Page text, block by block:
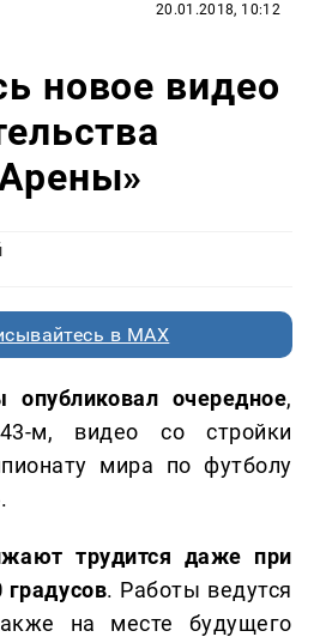
20.01.2018, 10:12
новое видео
в MAX
очередное,
м, видео со стройки
мира по футболу
трудится даже при
. Работы ведутся
на месте будущего